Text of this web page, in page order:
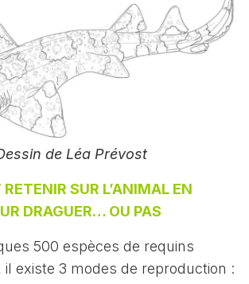
de Léa Prévost
RETENIR SUR L’ANIMAL EN
DRAGUER… OU PAS
500 espèces de requins
il existe 3 modes de reproduction :